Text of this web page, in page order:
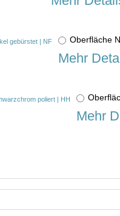
Oberfläche
Mehr
Mehr